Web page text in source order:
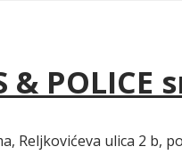
POLICE
Reljkovićeva ulica 2 b,